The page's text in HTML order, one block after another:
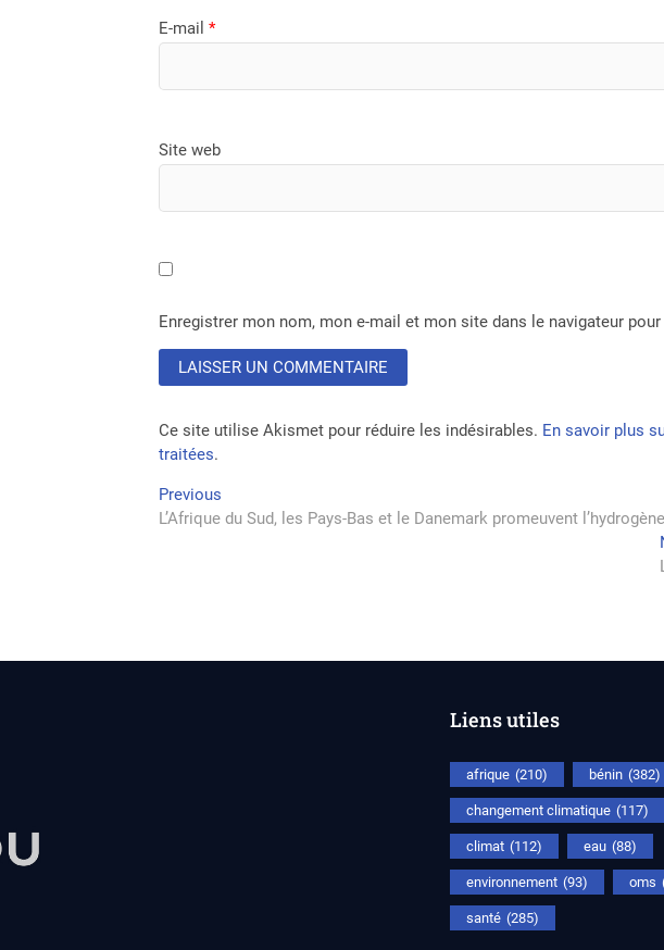
E-mail*
Site web
Enregistrer mon nom, mon e-mail et mon site dans le navigateur
Ce site utilise Akismet pour réduire les indésirables. En savoir plus
traitées.
Navigation
de
Previous
post:
L’Afrique du Sud, les Pays-Bas et le Danemark promeuvent
Liens utiles
afrique (210) bénin (382)
changement climatique (117)
climat (112) eau (88)
environnement (93) oms
santé (285)